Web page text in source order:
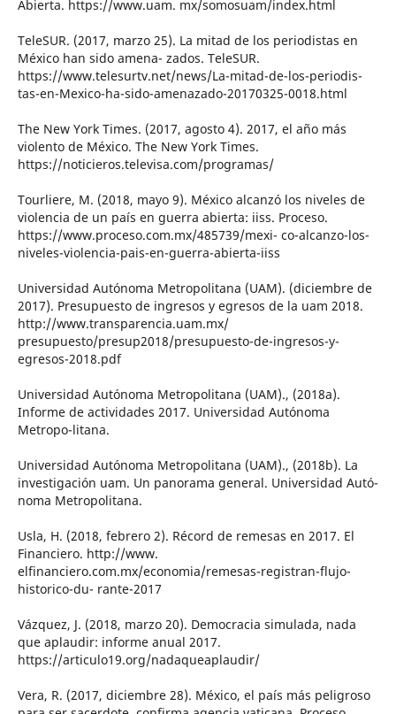
Abierta. https://www.uam. mx/somosuam/index.html
TeleSUR. (2017, marzo 25). La mitad de los periodistas en
México han sido amena- zados. TeleSUR.
https://www.telesurtv.net/news/La-mitad-de-los-periodis-
tas-en-Mexico-ha-sido-amenazado-20170325-0018.html
The New York Times. (2017, agosto 4). 2017, el año más
violento de México. The New York Times.
https://noticieros.televisa.com/programas/
Tourliere, M. (2018, mayo 9). México alcanzó los niveles de
violencia de un país en guerra abierta: iiss. Proceso.
https://www.proceso.com.mx/485739/mexi- co-alcanzo-los-
niveles-violencia-pais-en-guerra-abierta-iiss
Universidad Autónoma Metropolitana (UAM). (diciembre de
2017). Presupuesto de ingresos y egresos de la uam 2018.
http://www.transparencia.uam.mx/
presupuesto/presup2018/presupuesto-de-ingresos-y-
egresos-2018.pdf
Universidad Autónoma Metropolitana (UAM)., (2018a).
Informe de actividades 2017. Universidad Autónoma
Metropo-litana.
Universidad Autónoma Metropolitana (UAM)., (2018b). La
investigación uam. Un panorama general. Universidad Autó-
noma Metropolitana.
Usla, H. (2018, febrero 2). Récord de remesas en 2017. El
Financiero. http://www.
elfinanciero.com.mx/economia/remesas-registran-flujo-
historico-du- rante-2017
Vázquez, J. (2018, marzo 20). Democracia simulada, nada
que aplaudir: informe anual 2017.
https://articulo19.org/nadaqueaplaudir/
Vera, R. (2017, diciembre 28). México, el país más peligroso